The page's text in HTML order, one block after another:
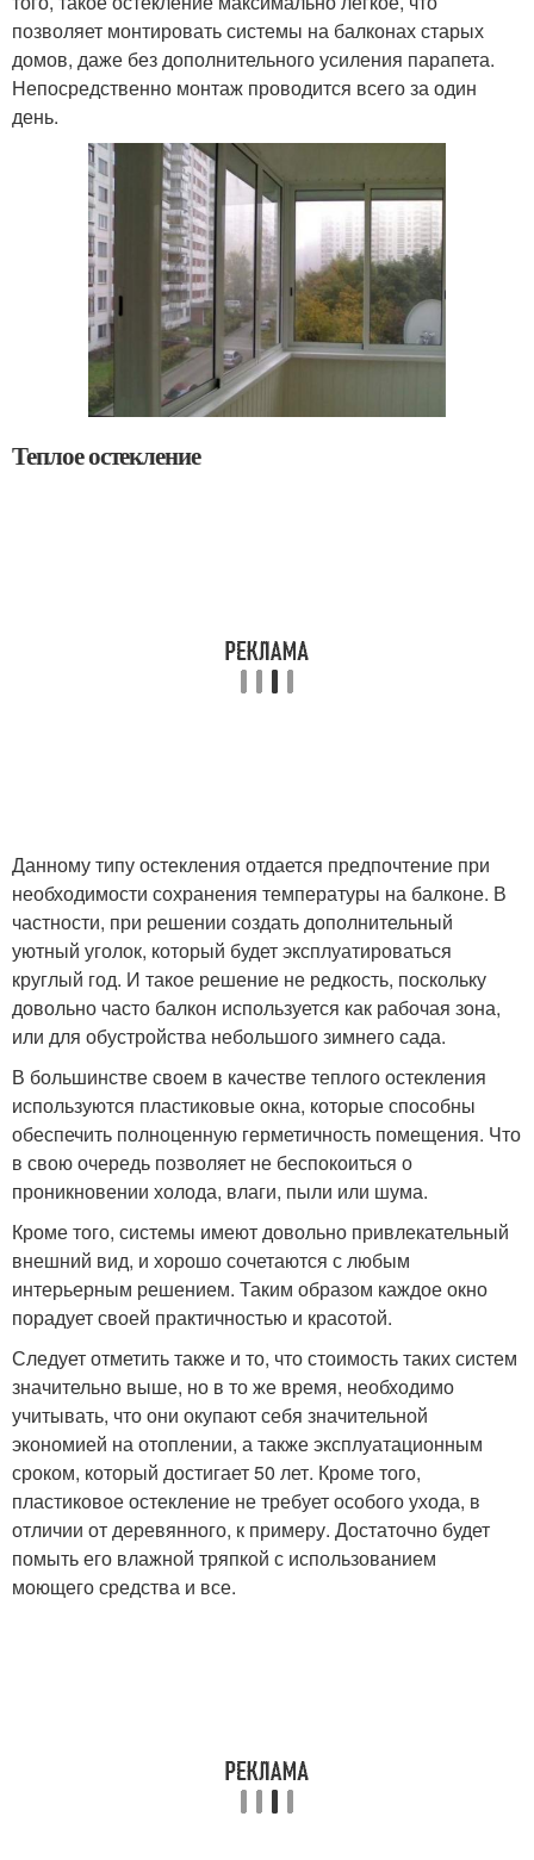
позволяет монтировать системы на балконах старых
домов, даже без дополнительного усиления парапета.
Непосредственно монтаж проводится всего за один
день.
Теплое остекление
Данному типу остекления отдается предпочтение при
необходимости сохранения температуры на балконе. В
частности, при решении создать дополнительный
уютный уголок, который будет эксплуатироваться
круглый год. И такое решение не редкость, поскольку
довольно часто балкон используется как рабочая зона,
или для обустройства небольшого зимнего сада.
В большинстве своем в качестве теплого остекления
используются пластиковые окна, которые способны
обеспечить полноценную герметичность помещения. Что
в свою очередь позволяет не беспокоиться о
проникновении холода, влаги, пыли или шума.
Кроме того, системы имеют довольно привлекательный
внешний вид, и хорошо сочетаются с любым
интерьерным решением. Таким образом каждое окно
порадует своей практичностью и красотой.
Следует отметить также и то, что стоимость таких систем
значительно выше, но в то же время, необходимо
учитывать, что они окупают себя значительной
экономией на отоплении, а также эксплуатационным
сроком, который достигает 50 лет. Кроме того,
пластиковое остекление не требует особого ухода, в
отличии от деревянного, к примеру. Достаточно будет
помыть его влажной тряпкой с использованием
моющего средства и все.